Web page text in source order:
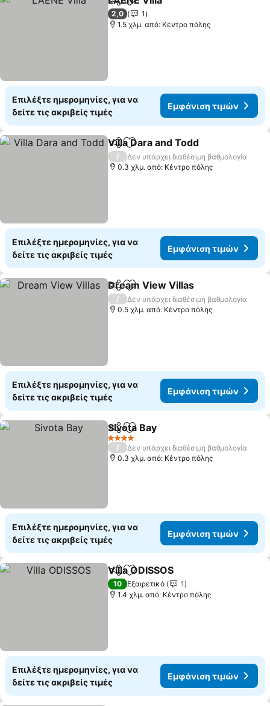
Κοινοποίηση
Προσθήκη στα αγαπημένα
2,0
1
1.5 χλμ. από: Κέντρο πόλης
Επιλέξτε ημερομηνίες, για να
δείτε τις ακριβείς τιμές
Εμφάνιση τιμών
Κοινοποίηση
Προσθήκη στα αγαπημένα
Villa Dara and Todd
/
Δεν υπάρχει διαθέσιμη βαθμολογία
0.3 χλμ. από: Κέντρο πόλης
Επιλέξτε ημερομηνίες, για να
δείτε τις ακριβείς τιμές
Εμφάνιση τιμών
Κοινοποίηση
Προσθήκη στα αγαπημένα
Dream View Villas
/
Δεν υπάρχει διαθέσιμη βαθμολογία
0.5 χλμ. από: Κέντρο πόλης
Επιλέξτε ημερομηνίες, για να
δείτε τις ακριβείς τιμές
Εμφάνιση τιμών
Κοινοποίηση
Προσθήκη στα αγαπημένα
Sivota Bay
4 Αστέρια
/
Δεν υπάρχει διαθέσιμη βαθμολογία
0.3 χλμ. από: Κέντρο πόλης
Επιλέξτε ημερομηνίες, για να
δείτε τις ακριβείς τιμές
Εμφάνιση τιμών
Κοινοποίηση
Προσθήκη στα αγαπημένα
Villa ODISSOS
10 Εξαιρετικό
1
1.4 χλμ. από: Κέντρο πόλης
Επιλέξτε ημερομηνίες, για να
δείτε τις ακριβείς τιμές
Εμφάνιση τιμών